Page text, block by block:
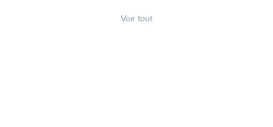
Voir tout